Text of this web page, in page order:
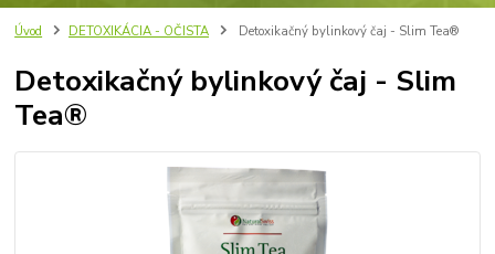
Úvod DETOXIKÁCIA - OČISTA Detoxikačný bylinkový čaj - Slim Tea®
Detoxikačný bylinkový čaj - Slim
Tea®